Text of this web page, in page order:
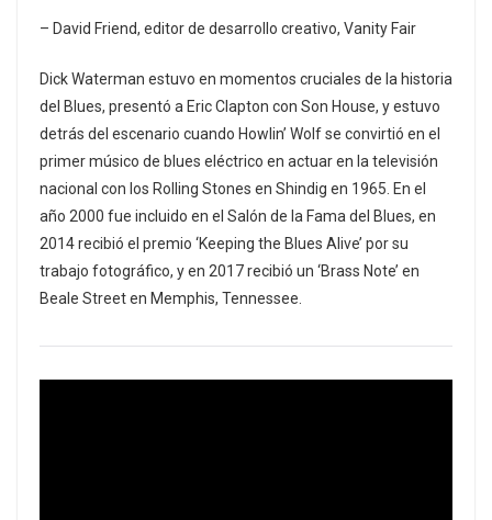
– David Friend, editor de desarrollo creativo, Vanity Fair
Dick Waterman estuvo en momentos cruciales de la historia
del Blues, presentó a Eric Clapton con Son House, y estuvo
detrás del escenario cuando Howlin’ Wolf se convirtió en el
primer músico de blues eléctrico en actuar en la televisión
nacional con los Rolling Stones en Shindig en 1965. En el
año 2000 fue incluido en el Salón de la Fama del Blues, en
2014 recibió el premio ‘Keeping the Blues Alive’ por su
trabajo fotográfico, y en 2017 recibió un ‘Brass Note’ en
Beale Street en Memphis, Tennessee.